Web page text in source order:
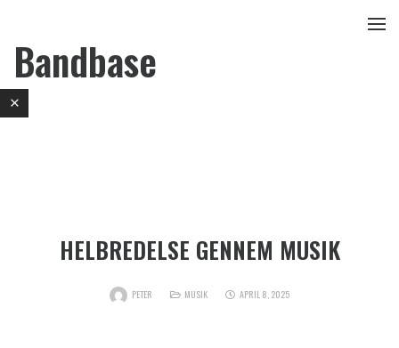
Bandbase
HELBREDELSE GENNEM MUSIK
PETER MUSIK APRIL 8, 2025